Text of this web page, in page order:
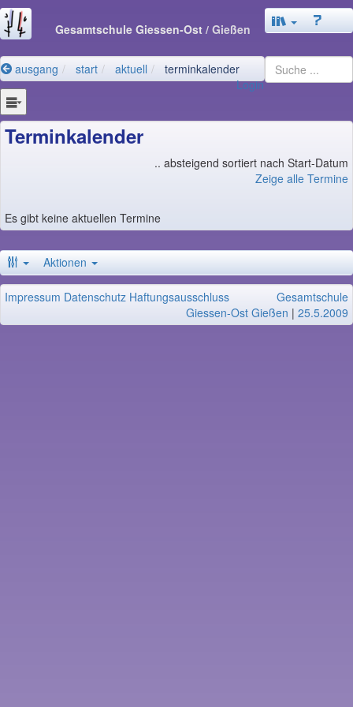
Gesamtschule Giessen-Ost / Gießen
ausgang start aktuell
terminkalender
Login
Terminkalender
.. absteigend sortiert nach Start-Datum
Zeige alle Termine
Es gibt keine aktuellen Termine
Aktionen
Impressum Datenschutz Haftungsausschluss
Gesamtschule
Giessen-Ost Gießen | 25.5.2009